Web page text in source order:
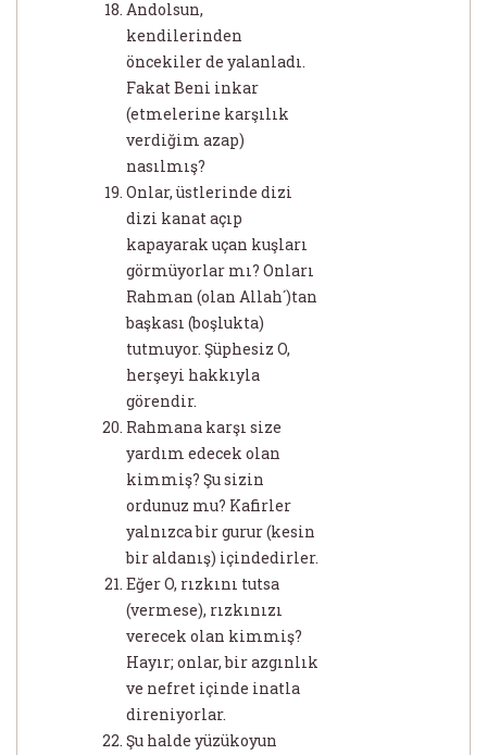
Andolsun,
kendilerinden
öncekiler de yalanladı.
Fakat Beni inkar
(etmelerine karşılık
verdiğim azap)
nasılmış?
Onlar, üstlerinde dizi
dizi kanat açıp
kapayarak uçan kuşları
görmüyorlar mı? Onları
Rahman (olan Allah´)tan
başkası (boşlukta)
tutmuyor. Şüphesiz O,
herşeyi hakkıyla
görendir.
Rahmana karşı size
yardım edecek olan
kimmiş? Şu sizin
ordunuz mu? Kafirler
yalnızca bir gurur (kesin
bir aldanış) içindedirler.
Eğer O, rızkını tutsa
(vermese), rızkınızı
verecek olan kimmiş?
Hayır; onlar, bir azgınlık
ve nefret içinde inatla
direniyorlar.
Şu halde yüzükoyun